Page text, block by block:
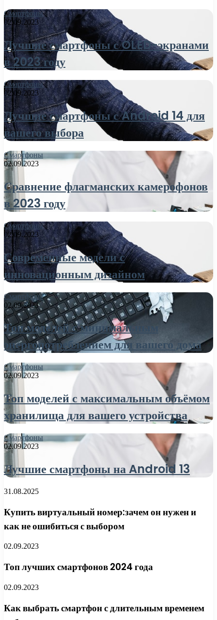
Смартфоны
02.09.2023
Лучшие смартфоны с OLED-экранами
в 2023 году
Смартфоны
02.09.2023
Лучшие смартфоны с Android 14 для
вашего выбора
Смартфоны
02.09.2023
Сравнение флагманских камерофонов
в 2023 году
Смартфоны
02.09.2023
Современные модели с
инновационным дизайном
Смартфоны
02.09.2023
Топ моделей с минимальным
энергопотреблением для вашего дома
Смартфоны
02.09.2023
Топ моделей с максимальным объёмом
хранилища для вашего устройства
Смартфоны
02.09.2023
Лучшие смартфоны на Android 13
31.08.2025
Купить виртуальный номер:зачем он нужен и
как не ошибиться с выбором
02.09.2023
Топ лучших смартфонов 2024 года
02.09.2023
Как выбрать смартфон с длительным временем